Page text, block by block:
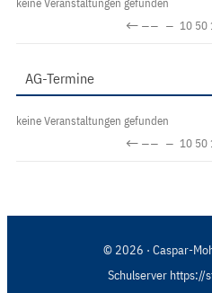
keine Veranstaltungen gefunden
←−− − 10 50
AG-Termine
keine Veranstaltungen gefunden
←−− − 10 50
© 2026 · Caspar-
Schulserver https://